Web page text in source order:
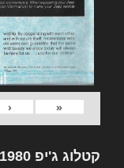
«
‹
קטלוג ג'יפ 1980